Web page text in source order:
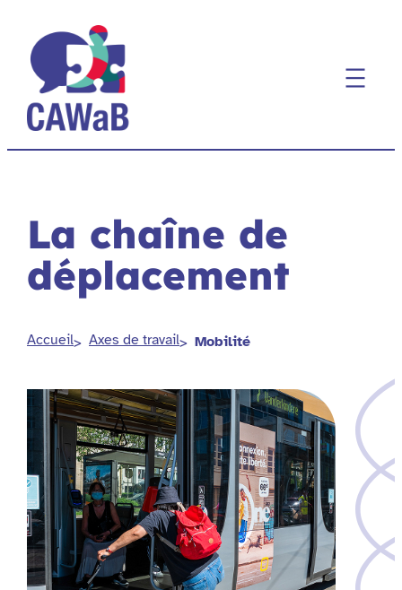
contenu
La chaîne de
déplacement
Accueil Axes de travail Mobilité